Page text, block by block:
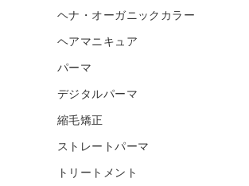
ヘナ・オーガニックカラー
ヘアマニキュア
パーマ
デジタルパーマ
縮毛矯正
ストレートパーマ
トリートメント